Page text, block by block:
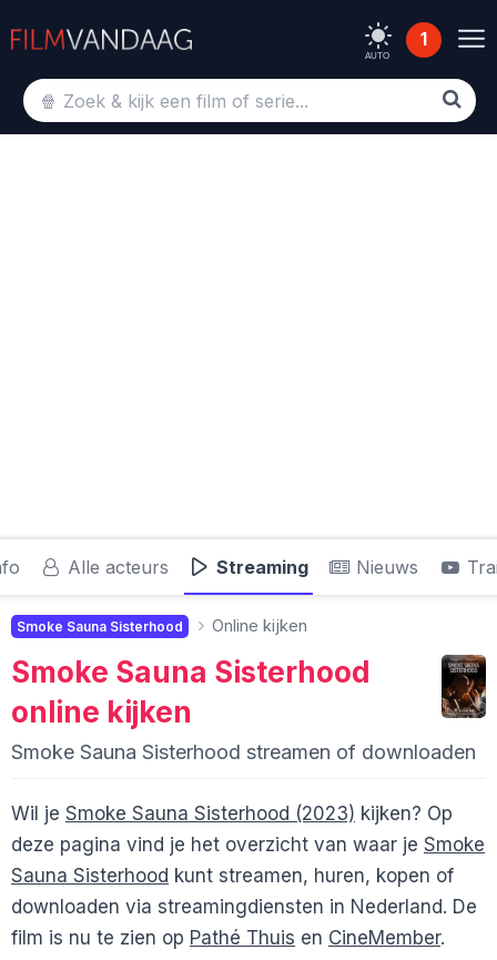
AUTO
1
Alle acteurs Streaming Nieuws
Smoke Sauna Sisterhood Online kijken
Smoke Sauna Sisterhood
online kijken
Smoke Sauna Sisterhood streamen of downloaden
Wil je Smoke Sauna Sisterhood (2023) kijken? Op
deze pagina vind je het overzicht van waar je Smoke
Sauna Sisterhood kunt streamen, huren, kopen of
downloaden via streamingdiensten in Nederland. De
film is nu te zien op Pathé Thuis en CineMember.